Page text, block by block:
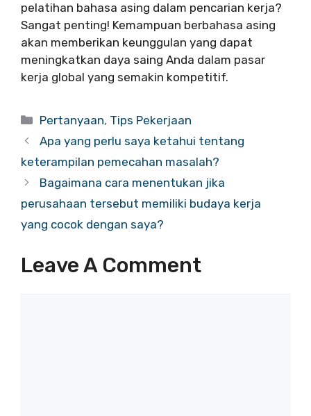
pelatihan bahasa asing dalam pencarian kerja?
Sangat penting! Kemampuan berbahasa asing
akan memberikan keunggulan yang dapat
meningkatkan daya saing Anda dalam pasar
kerja global yang semakin kompetitif.
Categories
Pertanyaan, Tips Pekerjaan
Apa yang perlu saya ketahui tentang
keterampilan pemecahan masalah?
Bagaimana cara menentukan jika
perusahaan tersebut memiliki budaya kerja
yang cocok dengan saya?
Leave A Comment